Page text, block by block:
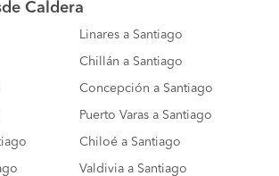
Caldera
Linares a Santiago
Chillán a Santiago
Concepción a Santiago
Puerto Varas a Santiago
Chiloé a Santiago
Valdivia a Santiago